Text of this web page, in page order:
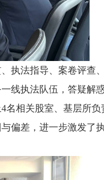
执法指导、案卷评查
线执法队伍，答疑解
名相关股室、基层所负
偏差，进一步激发了